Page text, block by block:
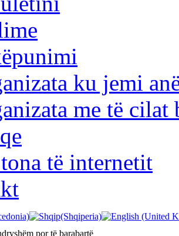
ku jemi
me të cilat
të internetit
por të barabartë